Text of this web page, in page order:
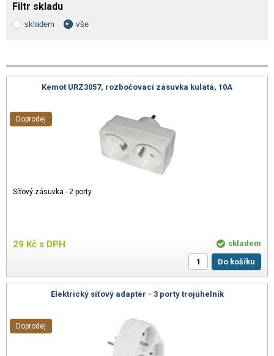
Filtr skladu
skladem vše
Kemot URZ3057, rozbočovací zásuvka kulatá, 10A
Síťový zásuvka - 2 porty
29 Kč s DPH
Doprodej
skladem
Do košíku
Elektrický síťový adaptér - 3 porty trojúhelník
Doprodej